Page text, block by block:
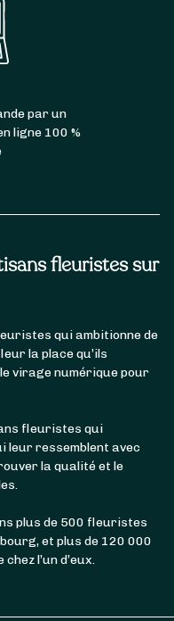
fleuristes sur
qui ambitionne de
la place qu’ils
virage numérique pour
fleuristes qui
leur ressemblent avec
la qualité et le
plus de 500 fleuristes
et plus de 120 000
l’un d’eux.
par un
ligne 100 %